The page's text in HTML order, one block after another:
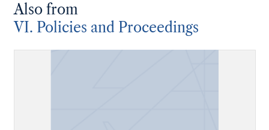
Also from
VI. Policies and Proceedings